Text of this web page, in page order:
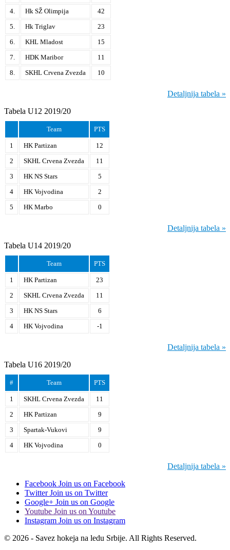
4.
Hk SŽ Olimpija
42
5.
Hk Triglav
23
6.
KHL Mladost
15
7.
HDK Maribor
11
8.
SKHL Crvena Zvezda 10
Detaljnija tabela »
Tabela U12 2019/20
Team PTS
1 HK Partizan
12
2
SKHL Crvena Zvezda
11
3
HK NS Stars
5
4
HK Vojvodina
2
5
HK Marbo 0
Detaljnija tabela »
Tabela U14 2019/20
Team PTS
1 HK Partizan
23
2
SKHL Crvena Zvezda
11
3
HK NS Stars
6
4
HK Vojvodina -1
Detaljnija tabela »
Tabela U16 2019/20
# Team PTS
1 SKHL Crvena Zvezda
11
2
HK Partizan
9
3
Spartak-Vukovi
9
4
HK Vojvodina 0
Detaljnija tabela »
Facebook Join us on Facebook
Twitter Join us on Twitter
Google+ Join us on Google
Youtube Join us on Youtube
Instagram Join us on Instagram
© 2026 - Savez hokeja na ledu Srbije. All Rights Reserved.